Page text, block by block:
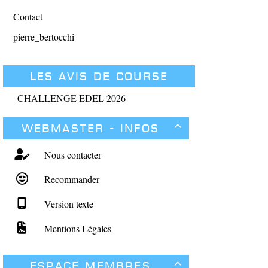
Contact
pierre_bertocchi
Les avis de course
CHALLENGE EDEL 2026

Webmaster - Infos
Nous contacter
Recommander
Version texte
Mentions Légales
